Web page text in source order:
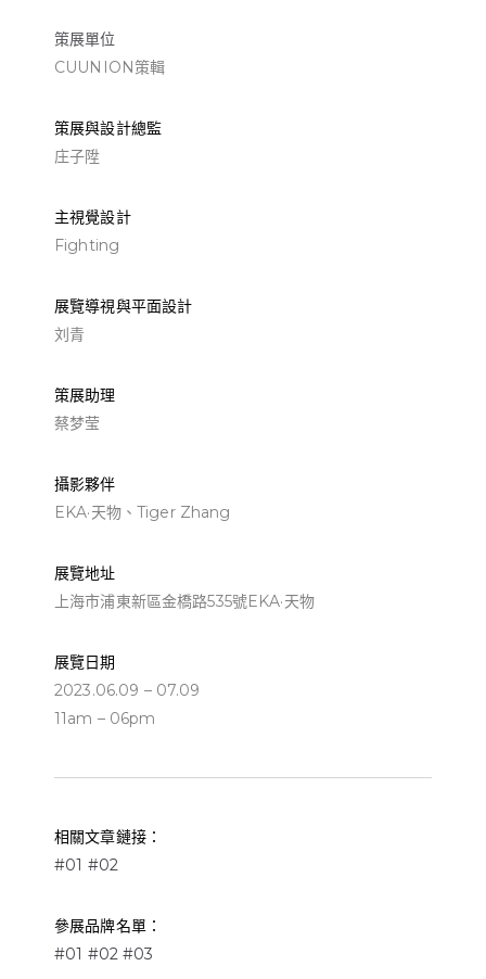
策展單位
CUUNION策輯
策展與設計總監
庄子陞
主視覺設計
Fighting
展覽導視與平面設計
刘青
策展助理
蔡梦莹
攝影夥伴
EKA·天物、Tiger Zhang
展覽地址
上海市浦東新區金橋路535號EKA·天物
展覽日期
2023.06.09 – 07.09
11am – 06pm
相關文章鏈接：
#01 #02
參展品牌名單：
#01 #02 #03